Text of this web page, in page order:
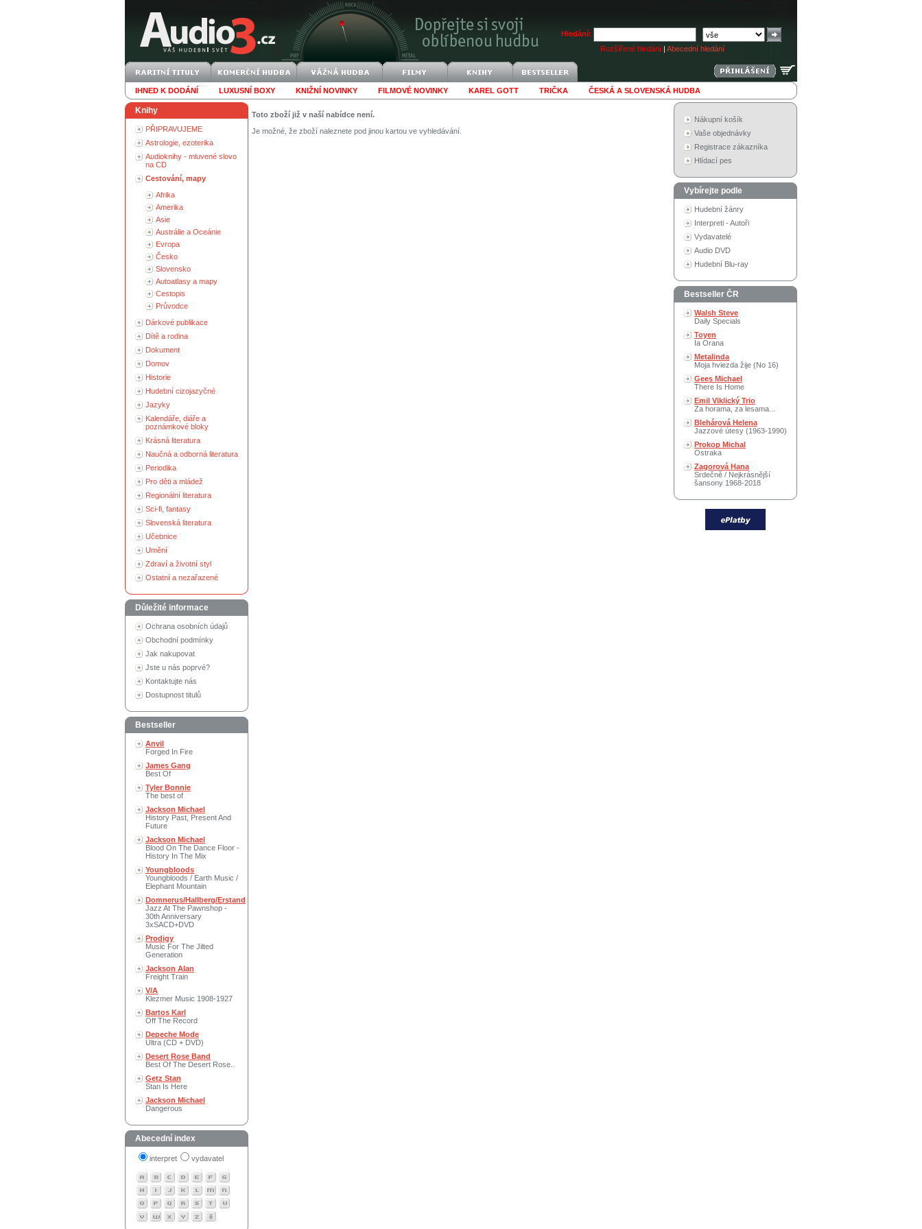
Hledání:
Rozšířené hledání | Abecední hledání
IHNED K DODÁNÍ LUXUSNÍ BOXY KNIŽNÍ NOVINKY FILMOVÉ NOVINKY KAREL GOTT TRIČKA ČESKÁ A SLOVENSKÁ HUDBA
Knihy
PŘIPRAVUJEME
Astrologie, ezoterika
Audioknihy - mluvené slovo
na CD
Cestování, mapy
Afrika
Amerika
Asie
Austrálie a Oceánie
Evropa
Česko
Slovensko
Autoatlasy a mapy
Cestopis
Průvodce
Dárkové publikace
Dítě a rodina
Dokument
Domov
Historie
Hudební cizojazyčné
Jazyky
Kalendáře, diáře a
poznámkové bloky
Krásná literatura
Naučná a odborná literatura
Periodika
Pro děti a mládež
Regionální literatura
Sci-fi, fantasy
Slovenská literatura
Učebnice
Umění
Zdraví a životní styl
Ostatní a nezařazené
Důležité informace
Ochrana osobních údajů
Obchodní podmínky
Jak nakupovat
Jste u nás poprvé?
Kontaktujte nás
Dostupnost titulů
Bestseller
Anvil
Forged In Fire
James Gang
Best Of
Tyler Bonnie
The best of
Jackson Michael
History Past, Present And
Future
Jackson Michael
Blood On The Dance Floor -
History In The Mix
Youngbloods
Youngbloods / Earth Music /
Elephant Mountain
Domnerus/Hallberg/Erstand
Jazz At The Pawnshop -
30th Anniversary
3xSACD+DVD
Prodigy
Music For The Jilted
Generation
Jackson Alan
Freight Train
V/A
Klezmer Music 1908-1927
Bartos Karl
Off The Record
Depeche Mode
Ultra (CD + DVD)
Desert Rose Band
Best Of The Desert Rose..
Getz Stan
Stan Is Here
Jackson Michael
Dangerous
Abecední index
interpret vydavatel
Toto zboží již v naší nabídce není.
Je možné, že zboží naleznete pod jinou kartou ve vyhledávání.
Nákupní košík
Vaše objednávky
Registrace zákazníka
Hlídací pes
Vybírejte podle
Hudební žánry
Interpreti - Autoři
Vydavatelé
Audio DVD
Hudební Blu-ray
Bestseller ČR
Walsh Steve
Daily Specials
Toyen
Ia Orana
Metalinda
Moja hviezda žije (No 16)
Gees Michael
There Is Home
Emil Viklický Trio
Za horama, za lesama...
Blehárová Helena
Jazzové útesy (1963-1990)
Prokop Michal
Ostraka
Zagorová Hana
Srdečně / Nejkrásnější
šansony 1968-2018